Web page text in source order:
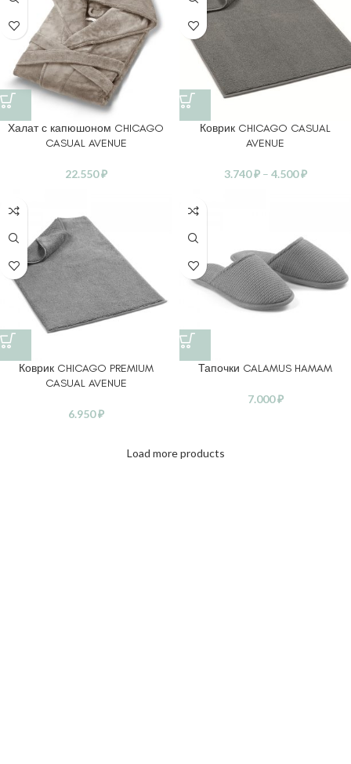
Халат с капюшоном CHICAGO
CASUAL AVENUE
22.550₽
Коврик CHICAGO CASUAL
AVENUE
3.740₽ – 4.500₽
Коврик CHICAGO PREMIUM
CASUAL AVENUE
6.950₽
Тапочки CALAMUS HAMAM
7.000₽
Load more products